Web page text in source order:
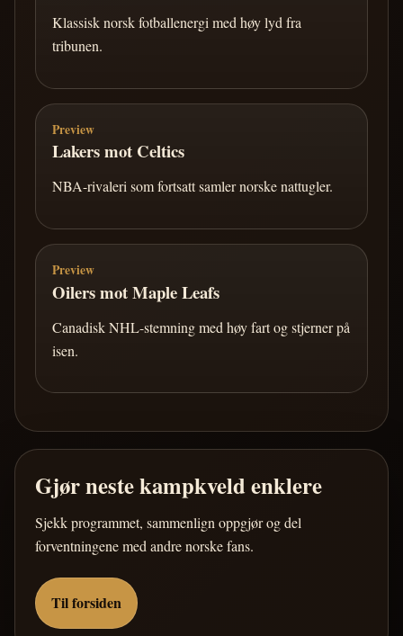
Klassisk norsk fotballenergi med høy lyd fra
tribunen.
Preview
Lakers mot Celtics
NBA-rivaleri som fortsatt samler norske nattugler.
Preview
Oilers mot Maple Leafs
Canadisk NHL-stemning med høy fart og stjerner på
isen.
Gjør neste kampkveld enklere
Sjekk programmet, sammenlign oppgjør og del
forventningene med andre norske fans.
Til forsiden